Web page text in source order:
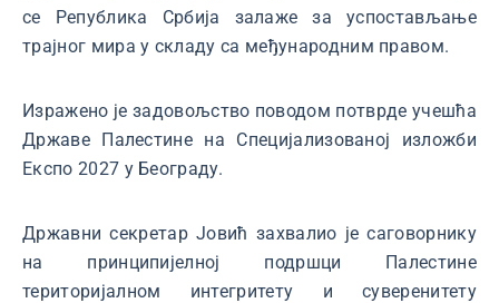
се Република Србија залаже за успостављање
трајног мира у складу са међународним правом.
Изражено је задовољство поводом потврде учешћа
Државе Палестине на Специјализованој изложби
Експо 2027 у Београду.
Државни секретар Јовић захвалио је саговорнику
на принципијелној подршци Палестине
територијалном интегритету и суверенитету